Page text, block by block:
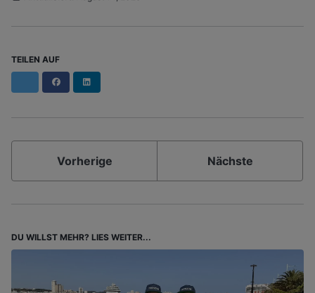
TEILEN AUF
Facebook
Vorherige Nächste
DU WILLST MEHR? LIES WEITER...